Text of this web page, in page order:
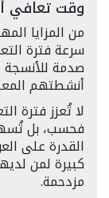
وقت تعافي
من المزايا
سرعة فترة
صدمة للأنسجة
أنشطتهم
لا تُعزز فترة
فحسب، بل
القدرة على
كبيرة لمن
مزدحمة.